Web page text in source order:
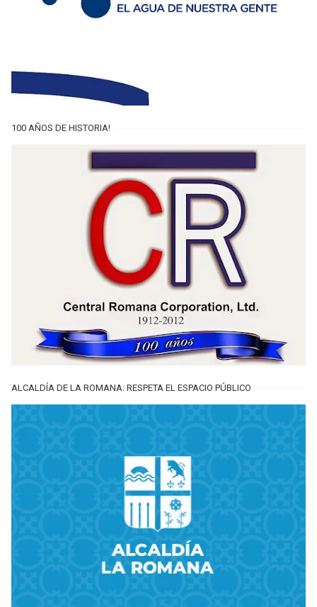
100 AÑOS DE HISTORIA!
ALCALDÍA DE LA ROMANA: RESPETA EL ESPACIO PÚBLICO